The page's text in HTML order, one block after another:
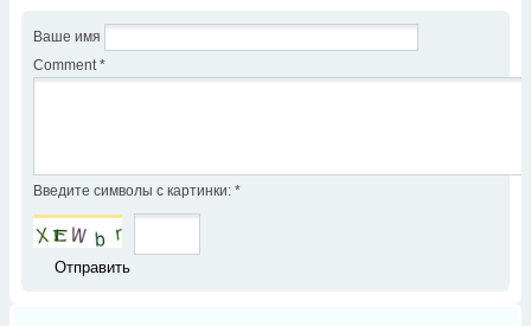
Ваше имя
Comment *
Введите символы с картинки: *